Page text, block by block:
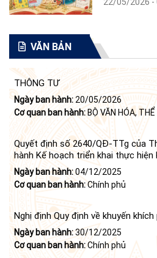
VĂN BẢN
THÔNG TƯ
Ngày ban hành: 20/05/2026
Cơ quan ban hành:BỘ VĂN HÓA,
Quyết định số 2640/QĐ-TTg của
hành Kế hoạch triển khai thực
ngày 21 tháng 6 năm 2024 của Bộ
hiện Nghị quyết số 23-NQ/TW ngày
của Bộ Chính trị (khóa X) về "tiếp
văn học, nghệ thuật trong thời kỳ
Ngày ban hành:04/12/2025
Cơ quan ban hành:Chính phủ
Nghị định Quy định về khuyến
Ngày ban hành:30/12/2025
Cơ quan ban hành:Chính phủ